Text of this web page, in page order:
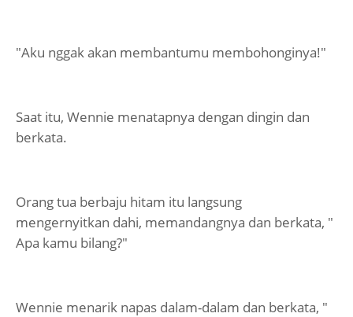
"Aku nggak akan membantumu membohonginya!"
Saat itu, Wennie menatapnya dengan dingin dan
berkata.
Orang tua berbaju hitam itu langsung
mengernyitkan dahi, memandangnya dan berkata, "
Apa kamu bilang?"
Wennie menarik napas dalam-dalam dan berkata, "